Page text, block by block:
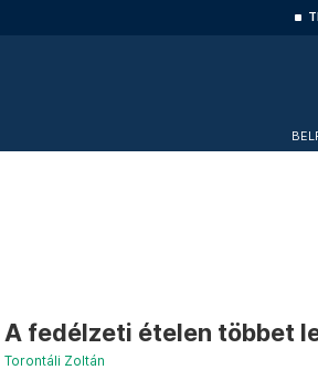
A fedélzeti ételen többet
Torontáli Zoltán